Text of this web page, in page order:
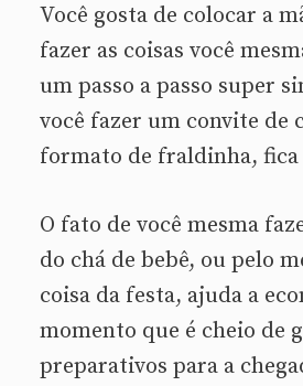
Você gosta de colocar a
fazer as coisas você
um passo a passo super
você fazer um convite de
formato de fraldinha, fica
O fato de você mesma
do chá de bebê, ou pelo
coisa da festa, ajuda a
momento que é cheio de
preparativos para a